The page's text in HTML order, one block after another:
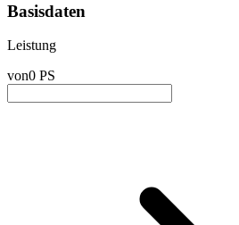
Basisdaten
Leistung
von0 PS